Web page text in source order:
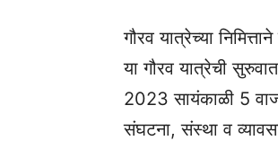
गौरव यात्रेच्या
या गौरव यात्रेची
2023 सायंकाळी 5
संघटना, संस्था व